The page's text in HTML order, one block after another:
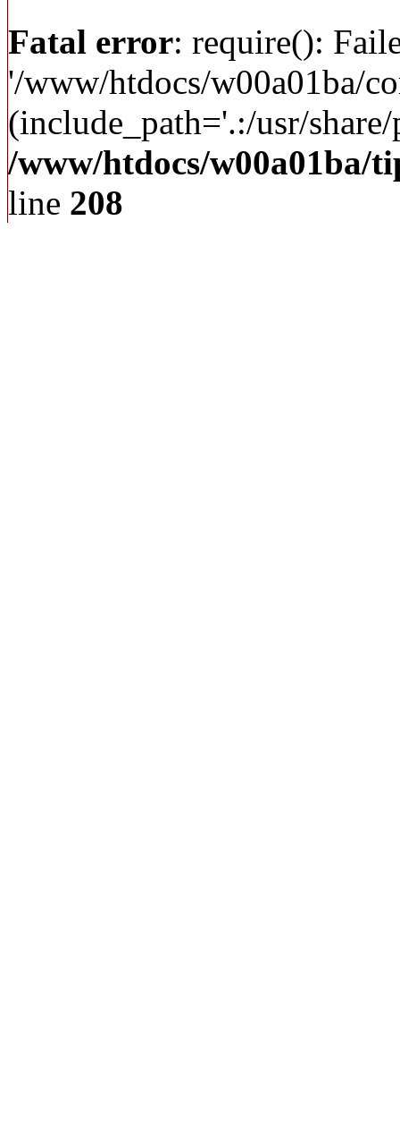
Fatal error: require():
'/www/htdocs/w00a01ba/
(include_path='.:/usr/
/www/htdocs/w00a01ba/
line 208